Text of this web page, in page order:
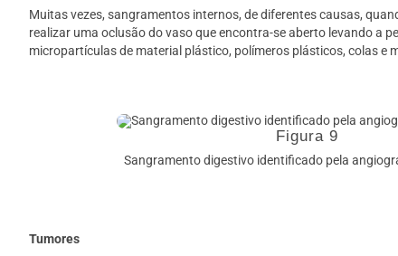
Muitas vezes, sangramentos internos, de diferentes causas,
realizar uma oclusão do vaso que encontra-se aberto levando a
micropartículas de material plástico, polímeros plásticos, colas e
Figura 9
Sangramento digestivo identificado pela
Tumores